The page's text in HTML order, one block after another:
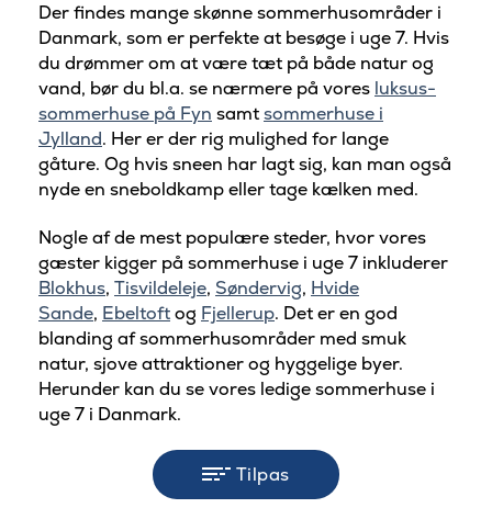
Der findes mange skønne sommerhusområder i
Danmark, som er perfekte at besøge i uge 7. Hvis
du drømmer om at være tæt på både natur og
vand, bør du bl.a. se nærmere på vores luksus-
sommerhuse på Fyn samtsommerhuse i
Jylland. Her er der rig mulighed for lange
gåture. Og hvis sneen har lagt sig, kan man også
nyde en sneboldkamp eller tage kælken med.
Nogle af de mest populære steder, hvor vores
gæster kigger på sommerhuse i uge 7 inkluderer
Blokhus, Tisvildeleje, Søndervig, Hvide
Sande, Ebeltoftog Fjellerup. Det er en god
blanding af sommerhusområder med smuk
natur, sjove attraktioner og hyggelige byer.
Herunder kan du se vores ledige sommerhuse i
uge 7 i Danmark.
Tilpas